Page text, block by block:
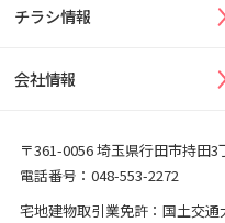
チラシ情報
会社情報
〒361-0056 埼玉県行田市持田3
電話番号：048-553-2272
宅地建物取引業免許：国土交通